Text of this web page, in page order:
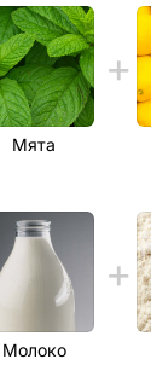
Мята
Молоко